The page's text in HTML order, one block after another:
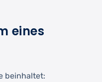
eines
beinhaltet: